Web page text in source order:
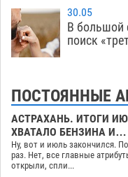
30.05
В большой
поиск
ПОСТОЯННЫЕ
АСТРАХАНЬ. ИТОГИ
ХВАТАЛО БЕНЗИНА
Ну, вот и июль закончился.
раз. Нет, все главные
открыли, спли...